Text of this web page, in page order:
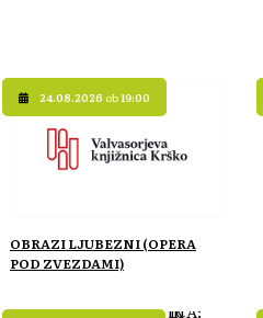
24.08.2026 ob19:00
OBRAZI LJUBEZNI (OPERA
POD ZVEZDAMI)